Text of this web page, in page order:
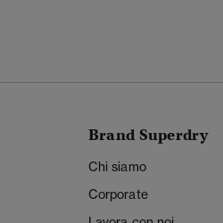
Brand Superdry
Chi siamo
Corporate